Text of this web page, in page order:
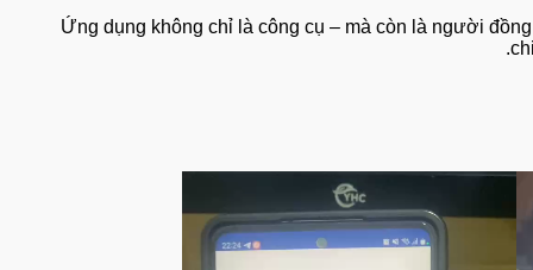
Ứng dụng không chỉ là công cụ – mà còn là